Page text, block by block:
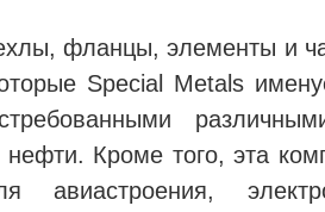
фланцы, элементы и
Special Metals
Кроме того, эта
авиастроения,